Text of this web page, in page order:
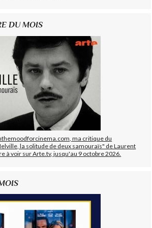
DU MOIS
ma critique du
la solitude de deux samouraïs" de Laurent
à voir sur Arte.tv, jusqu'au 9 octobre 2026.